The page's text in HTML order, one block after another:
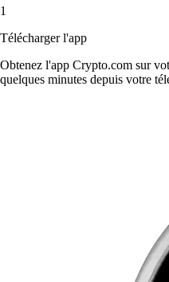
1
Télécharger l'app
Obtenez l'app Crypto.com sur
quelques minutes depuis votre